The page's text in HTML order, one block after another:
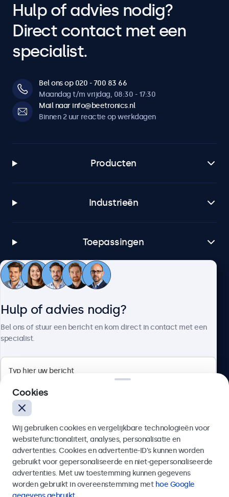
Hulp of advies nodig?
Direct contact met een
specialist.
Bel ons op 020 - 700 83 66
Maandag t/m vrijdag, 08:30 - 17:30
Mail naar info@beetronics.nl
Binnen 2 uur reactie op werkdagen
Producten
Industrieën
Toepassingen
Klantenservice
4.8/5 door 5000+ bedrijven
Nederlands
Hulp of advies nodig?
Bel ons of stuur een bericht en kom direct in contact met een
specialist.
Verzenden
Of bel ons op
Cookies
Wij gebruiken cookies en vergelijkbare technologieën voor
websitefunctionaliteit, analyses, personalisatie en
advertenties. Cookies en advertentie-ID’s kunnen worden
gebruikt voor gepersonaliseerde en niet-gepersonaliseerde
advertenties. Met uw toestemming kunnen gegevens
worden gebruikt in overeenstemming met hoe Google